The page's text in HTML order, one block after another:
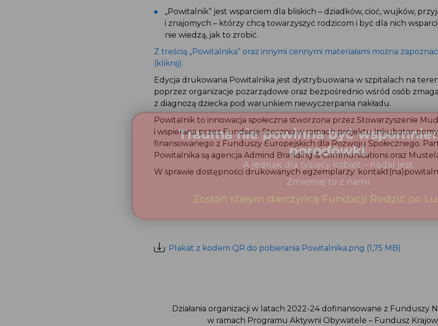
„Powitalnik” jest wsparciem dla bliskich – dziadków, cioć, wujków,
i znajomych – którzy chcą towarzyszyć rodzicom i być dla nich
nie wiedzą, jak to zrobić.
Z treścią „Powitalnika” oraz innymi cennymi materiałami można
(kliknij).
Edycja drukowana Powitalnika jest dystrybuowana w szpitalach na
poprzez organizacje pozarządowe oraz bezpośrednio wśród osób
z diagnozą dziecka pod warunkiem niewyczerpania nakładu.
Powitalnik to innowacja społeczna stworzona przez Stowarzyszenie
i wspierana przez Fundację Stocznia w ramach projektu Inkubator
finansowanego z Funduszy Europejskich dla Rozwoju Społecznego.
Powitalnika są agencja Admind Branding & Communications oraz
W sprawie dostępności drukowanych egzemplarzy:
Plakat z kodem QR do pobierania Powitalnika.png (1,75 MB)
Działania organizacji w latach 2022-24 dofinansowane z Funduszy
w ramach Programu Aktywni Obywatele – Fundusz